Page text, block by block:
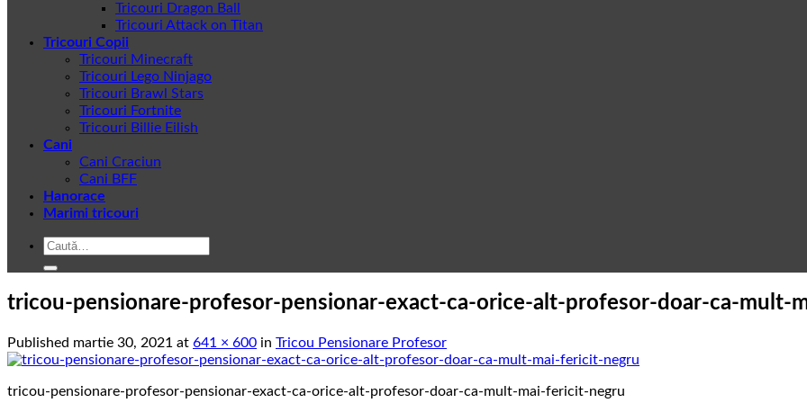
Tricouri Dragon Ball
Tricouri Attack on Titan
Tricouri Copii
Tricouri Minecraft
Tricouri Lego Ninjago
Tricouri Brawl Stars
Tricouri Fortnite
Tricouri Billie Eilish
Cani
Cani Craciun
Cani BFF
Hanorace
Marimi tricouri
Caută
tricou-pensionare-profesor-pensionar-exact-ca-orice-alt-profesor-doar-ca-mult-
Published martie 30, 2021 at 641 × 600 in Tricou Pensionare Profesor
tricou-pensionare-profesor-pensionar-exact-ca-orice-alt-profesor-doar-ca-mult-mai-fericit-negru